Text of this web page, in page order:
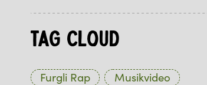
Tag Cloud
Furgli Rap
Musikvideo